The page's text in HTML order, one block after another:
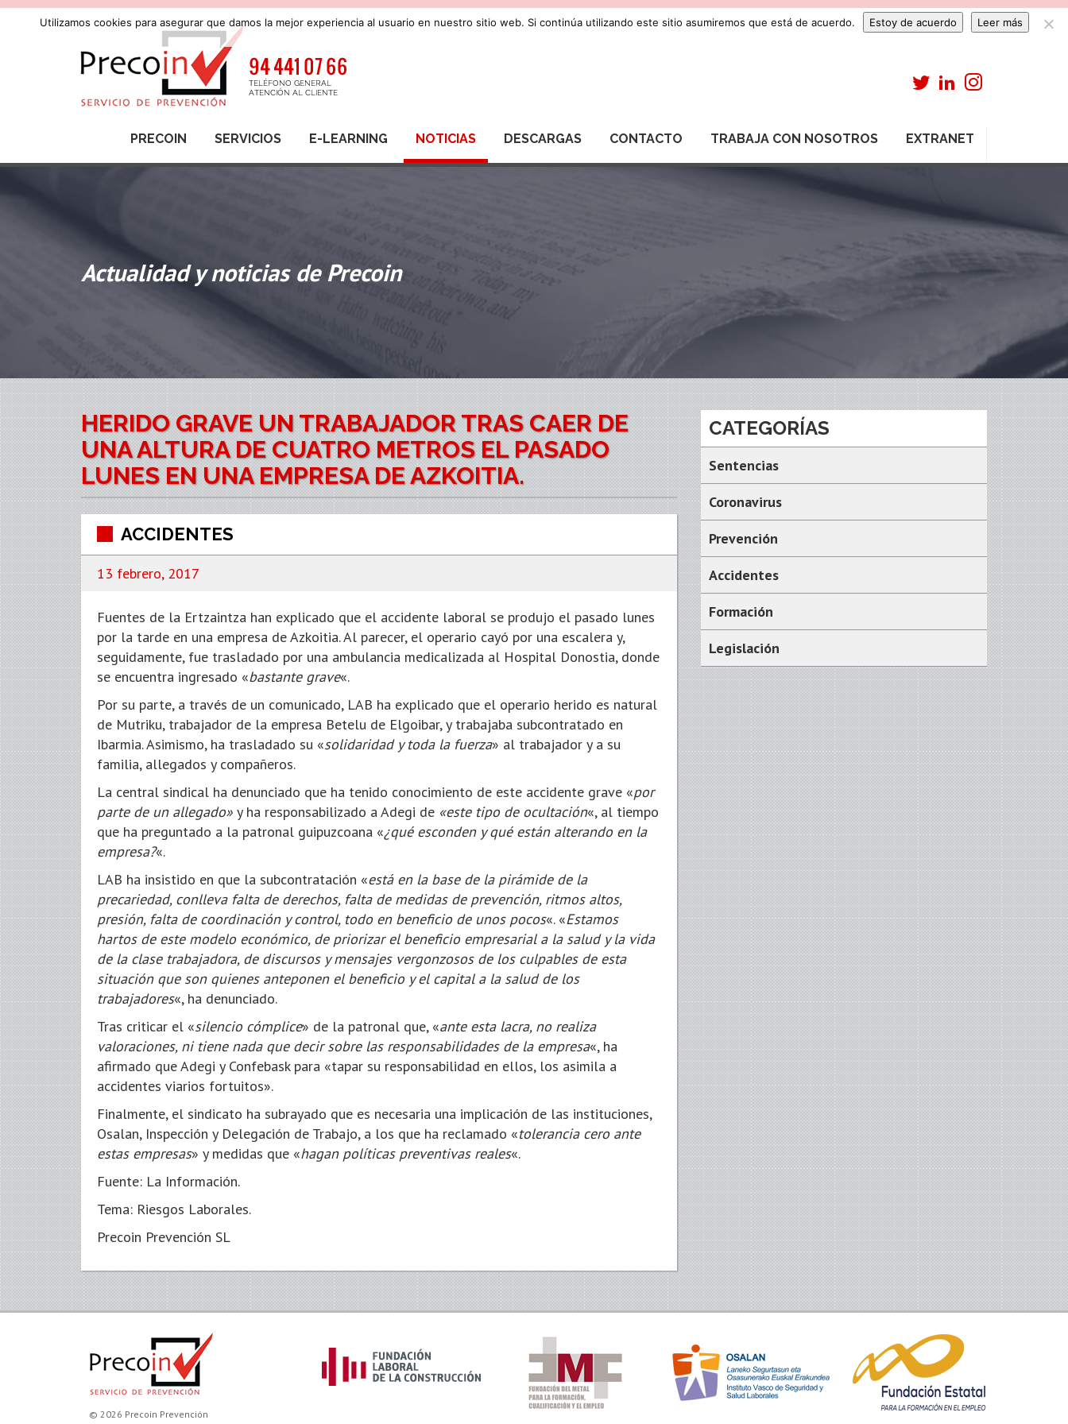
PRECOIN SERVICIOS E-LEARNING NOTICIAS DESCARGAS CONTACTO TRABAJA CON NOSOTROS EXTRANET
Actualidad y noticias de Precoin
HERIDO GRAVE UN TRABAJADOR TRAS CAER DE
UNA ALTURA DE CUATRO METROS EL PASADO
LUNES EN UNA EMPRESA DE AZKOITIA.
ACCIDENTES
13 febrero, 2017
Fuentes de la Ertzaintza han explicado que el accidente laboral se produjo el pasado lunes
por la tarde en una empresa de Azkoitia. Al parecer, el operario cayó por una escalera y,
seguidamente, fue trasladado por una ambulancia medicalizada al Hospital Donostia, donde
se encuentra ingresado «bastante grave«.
Por su parte, a través de un comunicado, LAB ha explicado que el operario herido es natural
de Mutriku, trabajador de la empresa Betelu de Elgoibar, y trabajaba subcontratado en
Ibarmia. Asimismo, ha trasladado su «solidaridad y toda la fuerza» al trabajador y a su
familia, allegados y compañeros.
La central sindical ha denunciado que ha tenido conocimiento de este accidente grave «por
parte de un allegado» y ha responsabilizado a Adegi de «este tipo de ocultación«, al tiempo
que ha preguntado a la patronal guipuzcoana «¿qué esconden y qué están alterando en la
empresa?«.
LAB ha insistido en que la subcontratación «está en la base de la pirámide de la
precariedad, conlleva falta de derechos, falta de medidas de prevención, ritmos altos,
presión, falta de coordinación y control, todo en beneficio de unos pocos«. «Estamos
hartos de este modelo económico, de priorizar el beneficio empresarial a la salud y la vida
de la clase trabajadora, de discursos y mensajes vergonzosos de los culpables de esta
situación que son quienes anteponen el beneficio y el capital a la salud de los
trabajadores«, ha denunciado.
Tras criticar el «silencio cómplice» de la patronal que, «ante esta lacra, no realiza
valoraciones, ni tiene nada que decir sobre las responsabilidades de la empresa«, ha
afirmado que Adegi y Confebask para «tapar su responsabilidad en ellos, los asimila a
accidentes viarios fortuitos».
Finalmente, el sindicato ha subrayado que es necesaria una implicación de las instituciones,
Osalan, Inspección y Delegación de Trabajo, a los que ha reclamado «tolerancia cero ante
estas empresas» y medidas que «hagan políticas preventivas reales«.
Fuente: La Información.
Tema: Riesgos Laborales.
Precoin Prevención SL
CATEGORÍAS
Sentencias
Coronavirus
Prevención
Accidentes
Formación
Legislación
© 2026 Precoin Prevención
Utilizamos cookies para asegurar que damos la mejor experiencia al usuario en nuestro sitio web. Si continúa utilizando este sitio asumiremos que está de acuerdo. Estoy de acuerdo Leer más